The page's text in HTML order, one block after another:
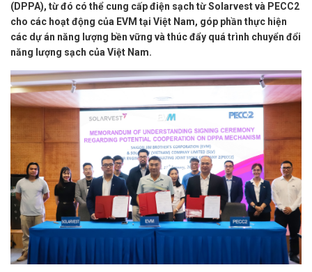
(DPPA), từ đó có thể cung cấp điện sạch từ Solarvest và PECC2
cho các hoạt động của EVM tại Việt Nam, góp phần thực hiện
các dự án năng lượng bền vững và thúc đẩy quá trình chuyển đổi
năng lượng sạch của Việt Nam.